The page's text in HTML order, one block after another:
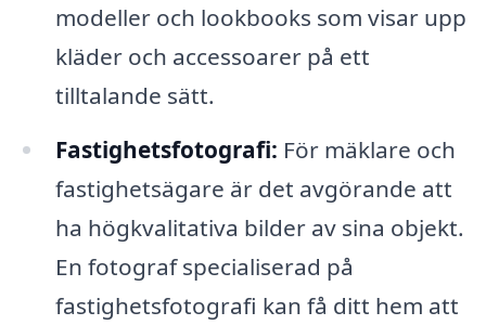
modeller och lookbooks som visar upp
kläder och accessoarer på ett
tilltalande sätt.
Fastighetsfotografi: För mäklare och
fastighetsägare är det avgörande att
ha högkvalitativa bilder av sina objekt.
En fotograf specialiserad på
fastighetsfotografi kan få ditt hem att